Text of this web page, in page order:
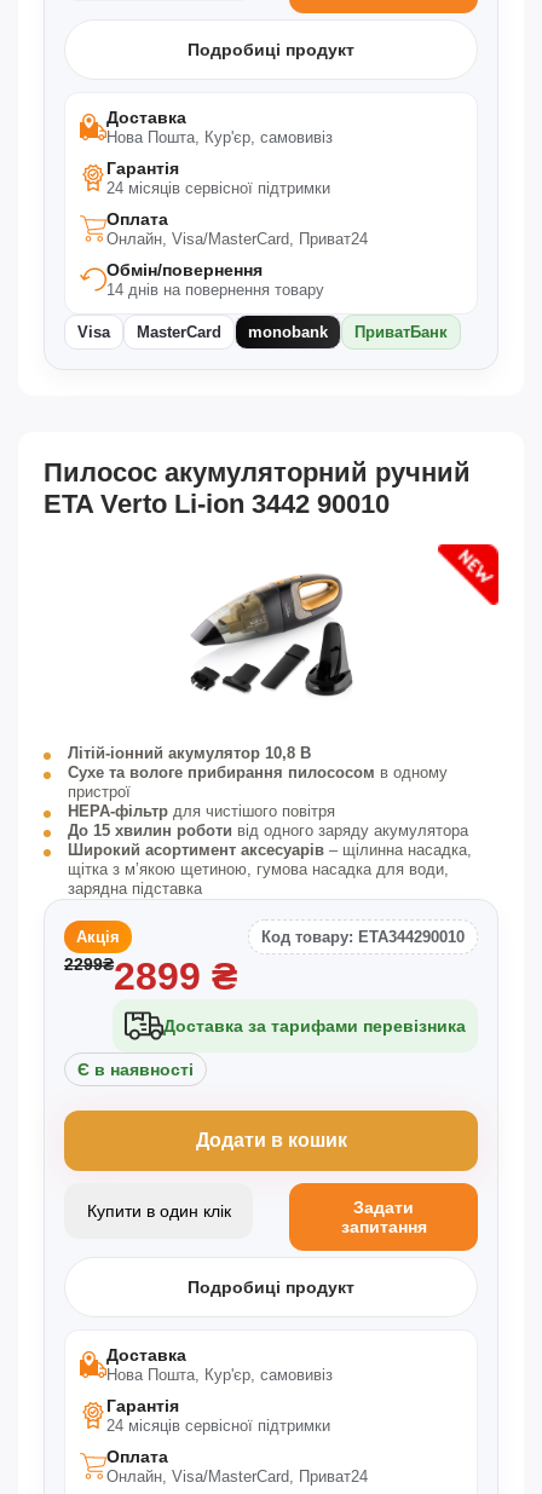
Подробиці продукт
Доставка
Нова Пошта, Кур'єр, самовивіз
Гарантія
24 місяців сервісної підтримки
Оплата
Онлайн, Visa/MasterCard, Приват24
Обмін/повернення
14 днів на повернення товару
Visa MasterCard monobank ПриватБанк
Пилосос акумуляторний ручний
ETA Verto Li-ion 3442 90010
Літій-іонний акумулятор 10,8 В
Сухе та вологе прибирання пилососом в одному
пристрої
HEPA-фільтр для чистішого повітря
До 15 хвилин роботи від одного заряду акумулятора
Широкий асортимент аксесуарів – щілинна насадка,
щітка з м’якою щетиною, гумова насадка для води,
зарядна підставка
Акція Код товару: ETA344290010
2299₴2899 ₴
Доставка за тарифами перевізника
Є в наявності
Додати в кошик
Купити в один клік
Задати
запитання
Подробиці продукт
Доставка
Нова Пошта, Кур'єр, самовивіз
Гарантія
24 місяців сервісної підтримки
Оплата
Онлайн, Visa/MasterCard, Приват24